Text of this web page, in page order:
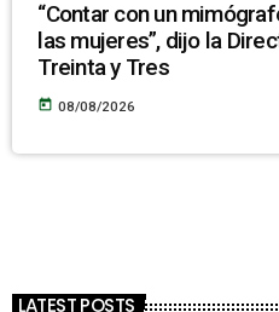
“Contar con un
las mujeres”, dijo la
Treinta y Tres
today 08/08/2026
LATEST POSTS